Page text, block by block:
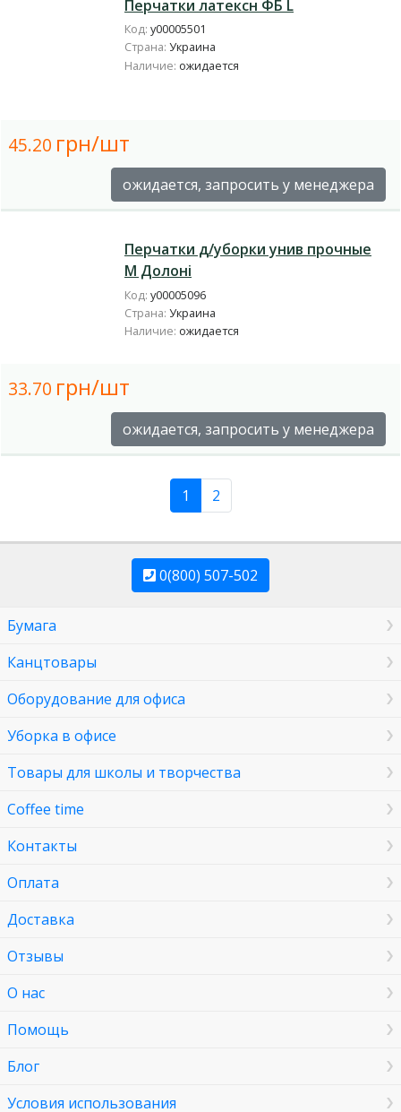
Перчатки латексн ФБ L
Код: у00005501
Страна: Украина
Наличие: ожидается
45.20 грн/шт
ожидается, запросить у менеджера
Перчатки д/уборки унив прочные
М Долоні
Код: у00005096
Страна: Украина
Наличие: ожидается
33.70 грн/шт
ожидается, запросить у менеджера
1 2
0(800) 507-502
Бумага
Канцтовары
Оборудование для офиса
Уборка в офисе
Товары для школы и творчества
Coffee time
Контакты
Оплата
Доставка
Отзывы
О нас
Помощь
Блог
Условия использования